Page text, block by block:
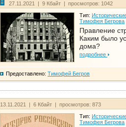
27.11.2021 | 9 Кбайт | просмотров: 1042
Тип:
Тимофея Бегрова
Правление
Каким было
дома?
подробнее
Предоставлено: Тимофей Бегров
13.11.2021 | 6 Кбайт | просмотров: 873
Тип:
Тимофея Бегрова